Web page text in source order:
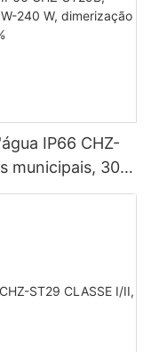
IP66 CHZ-
municipais, 30
economia de